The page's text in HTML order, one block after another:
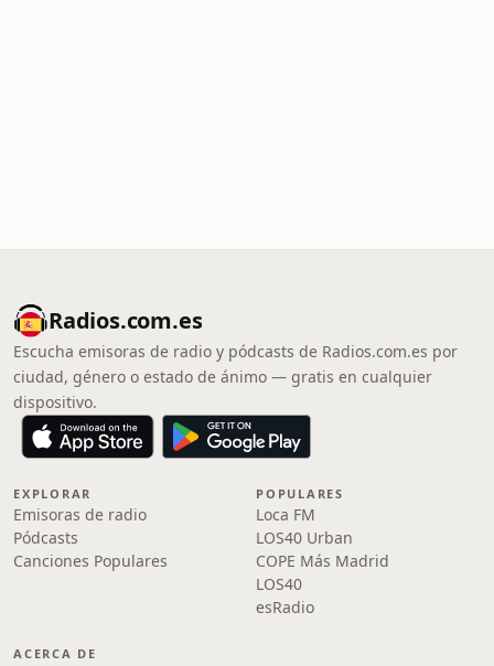
Radios.com.es
Escucha emisoras de radio y pódcasts de Radios.com.es por
ciudad, género o estado de ánimo — gratis en cualquier
dispositivo.
EXPLORAR
Emisoras de radio
Pódcasts
Canciones Populares
POPULARES
Loca FM
LOS40 Urban
COPE Más Madrid
LOS40
esRadio
ACERCA DE